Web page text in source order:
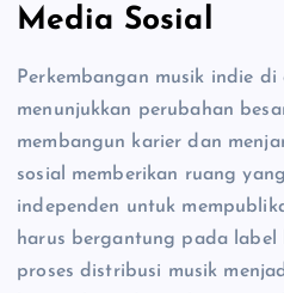
Media Sosial
Perkembangan musik indie di
menunjukkan perubahan
membangun karier dan
sosial memberikan ruang
independen untuk
harus bergantung pada label
proses distribusi musik